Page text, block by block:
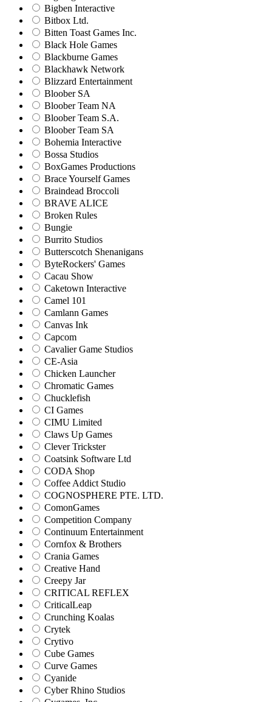
Bigben Interactive
Bitbox Ltd.
Bitten Toast Games Inc.
Black Hole Games
Blackburne Games
Blackhawk Network
Blizzard Entertainment
Bloober SA
Bloober Team NA
Bloober Team S.A.
Bloober Team SA
Bohemia Interactive
Bossa Studios
BoxGames Productions
Brace Yourself Games
Braindead Broccoli
BRAVE ALICE
Broken Rules
Bungie
Burrito Studios
Butterscotch Shenanigans
ByteRockers' Games
Cacau Show
Caketown Interactive
Camel 101
Camlann Games
Canvas Ink
Capcom
Cavalier Game Studios
CE-Asia
Chicken Launcher
Chromatic Games
Chucklefish
CI Games
CIMU Limited
Claws Up Games
Clever Trickster
Coatsink Software Ltd
CODA Shop
Coffee Addict Studio
COGNOSPHERE PTE. LTD.
ComonGames
Competition Company
Continuum Entertainment
Cornfox & Brothers
Crania Games
Creative Hand
Creepy Jar
CRITICAL REFLEX
CriticalLeap
Crunching Koalas
Crytek
Crytivo
Cube Games
Curve Games
Cyanide
Cyber Rhino Studios